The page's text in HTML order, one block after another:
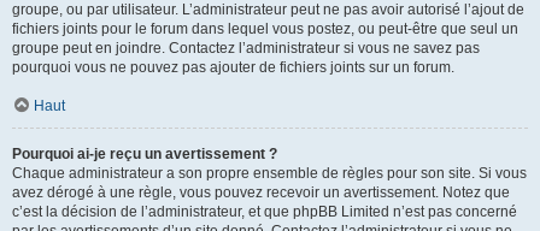
groupe, ou par utilisateur. L’administrateur peut ne pas avoir autorisé l’ajout de
fichiers joints pour le forum dans lequel vous postez, ou peut-être que seul un
groupe peut en joindre. Contactez l’administrateur si vous ne savez pas
pourquoi vous ne pouvez pas ajouter de fichiers joints sur un forum.
Haut
Pourquoi ai-je reçu un avertissement ?
Chaque administrateur a son propre ensemble de règles pour son site. Si vous
avez dérogé à une règle, vous pouvez recevoir un avertissement. Notez que
c’est la décision de l’administrateur, et que phpBB Limited n’est pas concerné